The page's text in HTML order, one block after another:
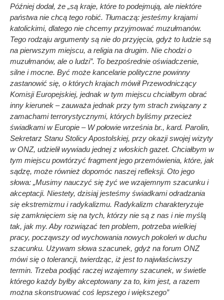
Później dodał, że „są kraje, które to podejmują, ale niektóre
państwa nie chcą tego robić. Tłumaczą: jesteśmy krajami
katolickimi, dlatego nie chcemy przyjmować muzułmanów.
Tego rodzaju argumenty są nie do przyjęcia, gdyż to ludzie są
na pierwszym miejscu, a religia na drugim. Nie chodzi o
muzułmanów, ale o ludzi”. To bezpośrednie oświadczenie,
silne i mocne. Być może kancelarie polityczne powinny
zastanowić się, o których krajach mówił Przewodniczący
Komisji Europejskiej, jednak w tym miejscu chciałbym obrać
inny kierunek – zauważa jednak przy tym strach związany z
zamachami terrorystycznymi, których byliśmy przecież
świadkami w Europie – W połowie września br., kard. Parolin,
Sekretarz Stanu Stolicy Apostolskiej, przy okazji swojej wizyty
w ONZ, udzielił wywiadu jednej z włoskich gazet. Chciałbym w
tym miejscu powtórzyć fragment jego przemówienia, które, jak
sądzę, może również dopomóc naszej refleksji. Oto jego
słowa: „Musimy nauczyć się żyć we wzajemnym szacunku i
akceptacji. Niestety, dzisiaj jesteśmy świadkami odradzania
się ekstremizmu i radykalizmu. Radykalizm charakteryzuje
się zamknięciem się na tych, którzy nie są z nas i nie myślą
tak, jak my. Aby rozwiązać ten problem, potrzeba wielkiej
pracy, począwszy od wychowania nowych pokoleń w duchu
szacunku. Używam słowa szacunek, gdyż na forum ONZ
mówi się o tolerancji, twierdząc, iż jest to najwłaściwszy
termin. Trzeba podjąć raczej wzajemny szacunek, w świetle
którego każdy byłby akceptowany za to, kim jest, a razem
można skonstruować coś lepszego i większego”